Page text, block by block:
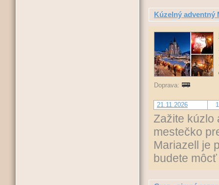
Kúzelný adventný
Doprava:
21.11.2026
Zažite kúzlo
mestečko
Mariazell je
budete